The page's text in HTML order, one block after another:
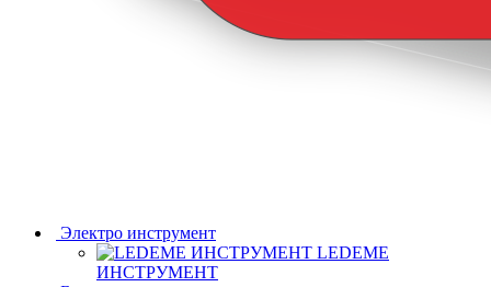
Электро инструмент
LEDEME
ИНСТРУМЕНТ